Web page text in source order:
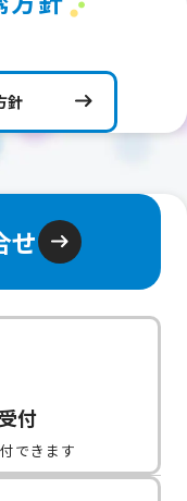
針
せ
付
できます